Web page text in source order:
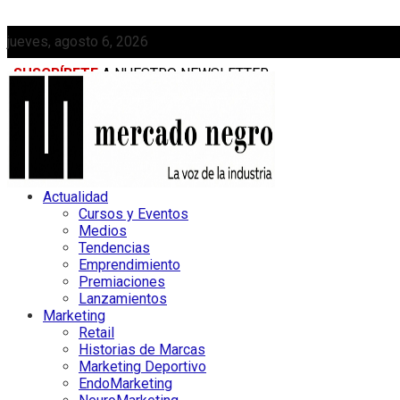
jueves, agosto 6, 2026
SUSCRÍBETE A NUESTRO NEWSLETTER
MEDIAKIT
Actualidad
Cursos y Eventos
Medios
Tendencias
Emprendimiento
Premiaciones
Lanzamientos
Marketing
Retail
Historias de Marcas
Marketing Deportivo
EndoMarketing